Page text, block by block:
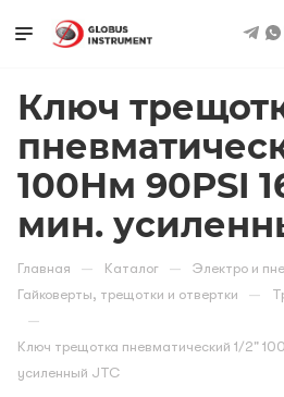
Ключ
100Нм 90PSI
мин.
Главная — Каталог — Электро и
Гайковерты, трещотки и отвертки —
—
Ключ трещотка пневматический 1/2"
усиленный JTC